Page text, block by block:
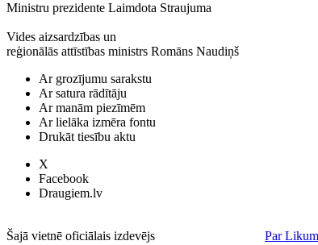
Ministru prezidente Laimdota Straujuma
Vides aizsardzības un
reģionālās attīstības ministrs Romāns Naudiņš
Ar grozījumu sarakstu
Ar satura rādītāju
Ar manām piezīmēm
Ar lielāka izmēra fontu
Drukāt tiesību aktu
X
Facebook
Draugiem.lv
Šajā vietnē oficiālais izdevējs
Par